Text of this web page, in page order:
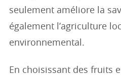
seulement améliore la
également l’agriculture
environnemental.
En choisissant des fruits